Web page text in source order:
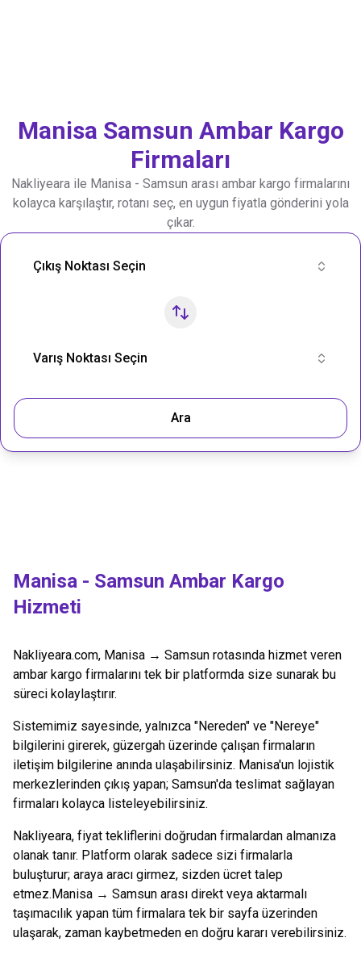
Manisa Samsun Ambar Kargo
Firmaları
Nakliyeara ile Manisa - Samsun arası ambar kargo firmalarını
kolayca karşılaştır, rotanı seç, en uygun fiyatla gönderini yola
çıkar.
Nakliye Rotası Ara
Çıkış Noktası Seçin
Varış Noktası Seçin
Ara
Manisa - Samsun Ambar Kargo
Hizmeti
Nakliyeara.com, Manisa → Samsun rotasında hizmet veren
ambar kargo firmalarını tek bir platformda size sunarak bu
süreci kolaylaştırır.
Sistemimiz sayesinde, yalnızca "Nereden" ve "Nereye"
bilgilerini girerek, güzergah üzerinde çalışan firmaların
iletişim bilgilerine anında ulaşabilirsiniz. Manisa'un lojistik
merkezlerinden çıkış yapan; Samsun'da teslimat sağlayan
firmaları kolayca listeleyebilirsiniz.
Nakliyeara, fiyat tekliflerini doğrudan firmalardan almanıza
olanak tanır. Platform olarak sadece sizi firmalarla
buluşturur; araya aracı girmez, sizden ücret talep
etmez.Manisa → Samsun arası direkt veya aktarmalı
taşımacılık yapan tüm firmalara tek bir sayfa üzerinden
ulaşarak, zaman kaybetmeden en doğru kararı verebilirsiniz.